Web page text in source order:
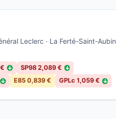
Leclerc · La Ferté-Saint-Aubin
↓ SP98 2,089 € ↓
↓ E85 0,839 € GPLc 1,059 € ↓